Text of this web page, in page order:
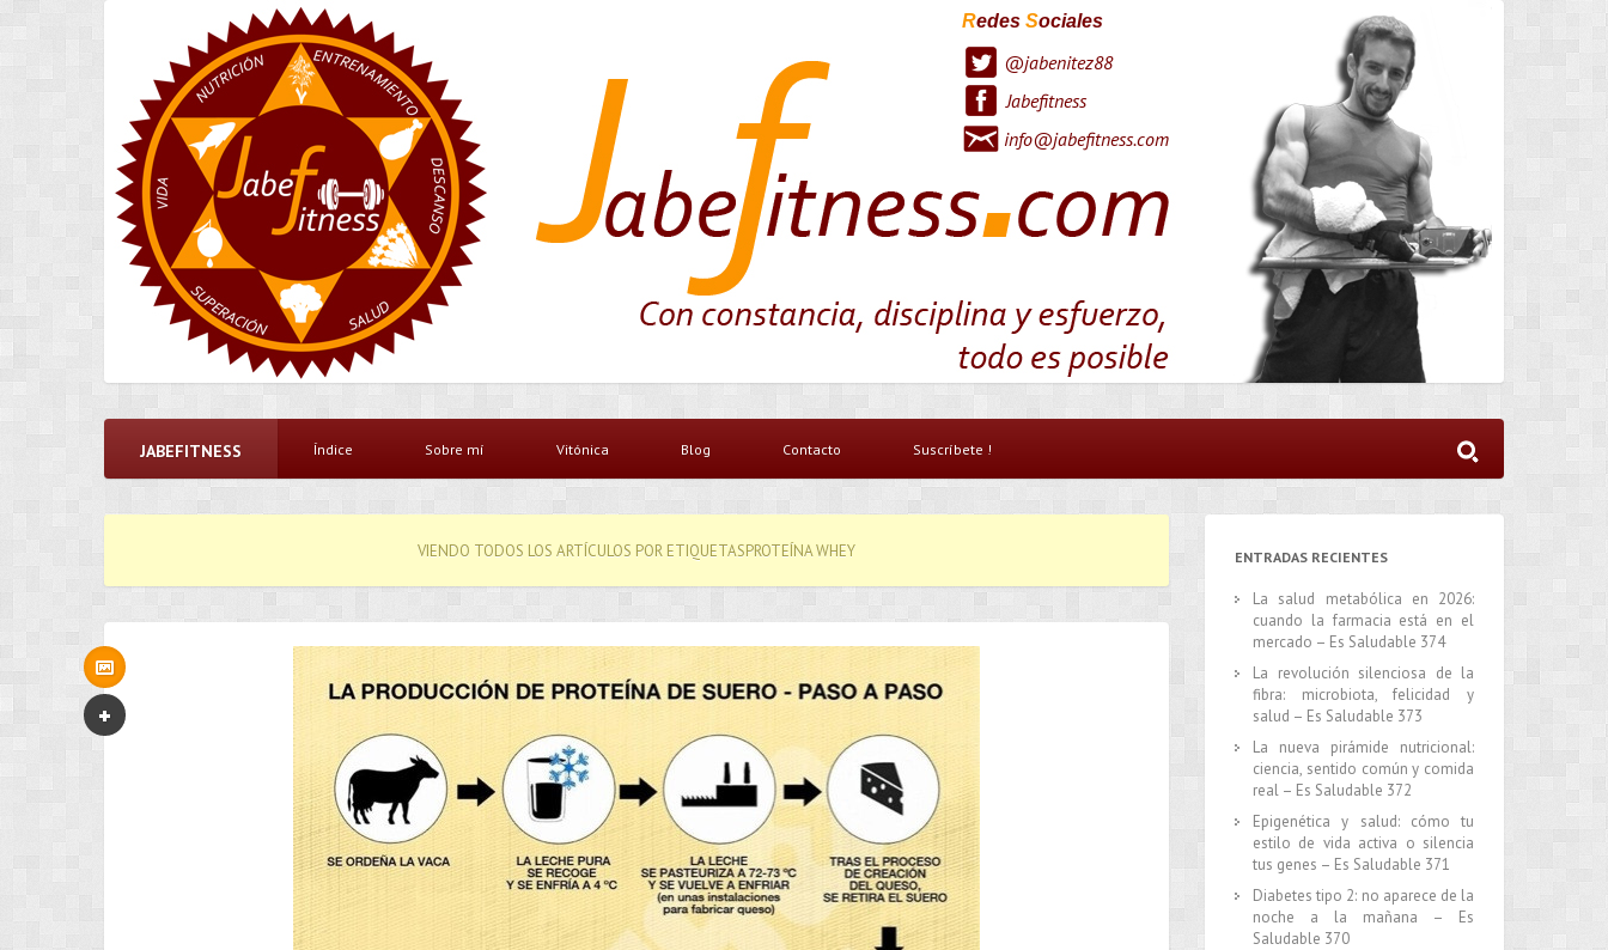
Redes Sociales
@jabenitez88
Jabefitness
info@jabefitness.com
JABEFITNESS Índice Sobre mí Vitónica Blog Contacto Suscríbete !
VIENDO TODOS LOS ARTÍCULOS POR ETIQUETASPROTEÍNA WHEY ENTRADAS RECIENTES
La salud metabólica en 2026:
cuando la farmacia está en el
mercado – Es Saludable 374
La revolución silenciosa de la
fibra: microbiota, felicidad y
salud – Es Saludable 373
La nueva pirámide nutricional:
ciencia, sentido común y comida
real – Es Saludable 372
Epigenética y salud: cómo tu
estilo de vida activa o silencia
tus genes – Es Saludable 371
Diabetes tipo 2: no aparece de la
noche a la mañana – Es
Saludable 370